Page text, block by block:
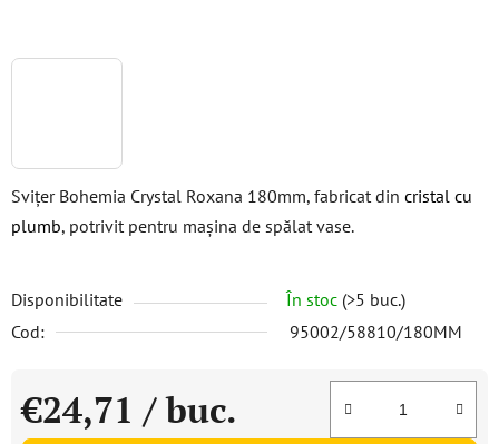
Svițer Bohemia Crystal Roxana 180mm, fabricat din cristal cu
plumb, potrivit pentru mașina de spălat vase.
Disponibilitate În stoc (>5 buc.)
Cod:
95002/58810/180MM
€24,71 / buc.